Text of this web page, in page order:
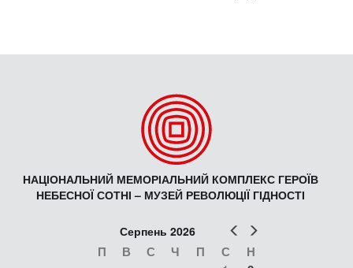
НАЦІОНАЛЬНИЙ МЕМОРІАЛЬНИЙ КОМПЛЕКС ГЕРОЇВ
НЕБЕСНОЇ СОТНІ – МУЗЕЙ РЕВОЛЮЦІЇ ГІДНОСТІ
Попер
Серпень 2026
П В С Ч П С Н